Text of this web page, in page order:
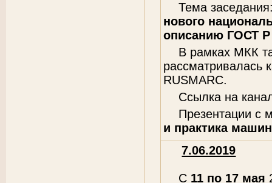
Тема
нового
описанию ГОСТ Р
В рамках МКК
рассматривалась
RUSMARC.
Ссылка на
Презентации с
и практика
7.06.2019
С 11 по 17 мая